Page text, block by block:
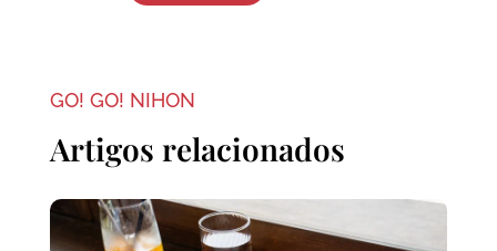
GO! GO! NIHON
Artigos relacionados